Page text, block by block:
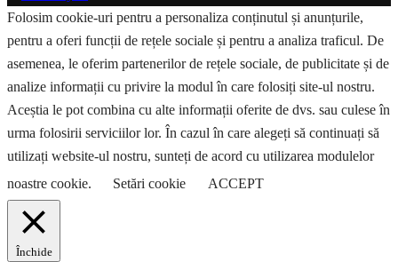
Folosim cookie-uri pentru a personaliza conținutul și anunțurile,
pentru a oferi funcții de rețele sociale și pentru a analiza traficul. De
asemenea, le oferim partenerilor de rețele sociale, de publicitate și de
analize informații cu privire la modul în care folosiți site-ul nostru.
Aceștia le pot combina cu alte informații oferite de dvs. sau culese în
urma folosirii serviciilor lor. În cazul în care alegeți să continuați să
utilizați website-ul nostru, sunteți de acord cu utilizarea modulelor
noastre cookie.
Setări cookie ACCEPT
Închide